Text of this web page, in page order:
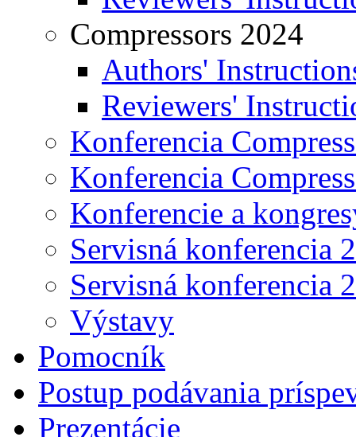
Compressors 2024
Authors'
Reviewers'
Konferencia
Konferencia
Konferencie a
Servisná konferencia
Servisná konferencia
Výstavy
Pomocník
Postup podávania
Prezentácie